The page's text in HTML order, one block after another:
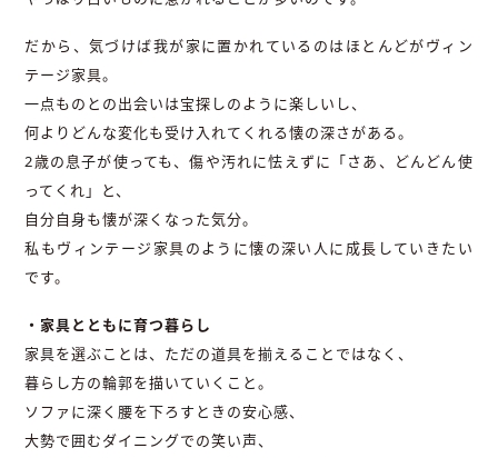
だから、気づけば我が家に置かれているのはほとんどがヴィン
テージ家具。
一点ものとの出会いは宝探しのように楽しいし、
何よりどんな変化も受け入れてくれる懐の深さがある。
2歳の息子が使っても、傷や汚れに怯えずに「さあ、どんどん使
ってくれ」と、
自分自身も懐が深くなった気分。
私もヴィンテージ家具のように懐の深い人に成長していきたい
です。
・家具とともに育つ暮らし
家具を選ぶことは、ただの道具を揃えることではなく、
暮らし方の輪郭を描いていくこと。
ソファに深く腰を下ろすときの安心感、
大勢で囲むダイニングでの笑い声、